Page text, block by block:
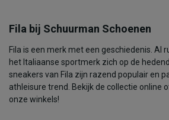
Fila bij Schuurman Schoenen
Fila is een merk met een geschiedenis. Al
het Italiaanse sportmerk zich op de
sneakers van Fila zijn razend populair en
athleisure trend. Bekijk de collectie online
onze winkels!